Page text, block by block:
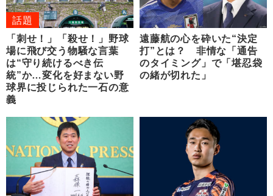
話題
「刺せ！」「殺せ！」野球
場に飛び交う物騒な言葉
は“守り続けるべき伝
統”か…変化を好まない野
球界に投じられた一石の意
義
遠藤航の心を砕いた“決定
打”とは？ 非情な「通告
のタイミング」で「堪忍袋
の緒が切れた」